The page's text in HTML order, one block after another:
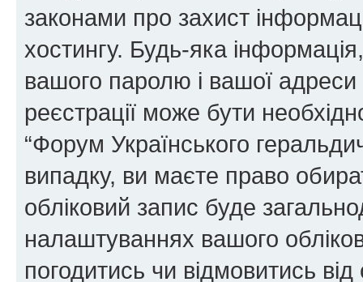
законами про захист
хостингу. Будь-яка
вашого паролю і вашої адреси
реєстрації може бути
“Форум Українського
випадку, ви маєте право
обліковий запис буде
налаштуваннях вашого
погодитись чи відмовитись